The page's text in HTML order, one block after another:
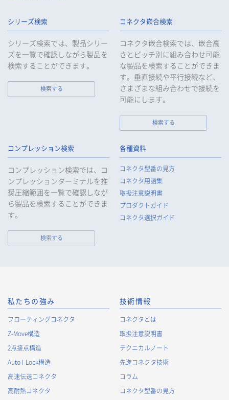
9. 当社は、個人情報の漏えい等の事故が発生した場合は、お客様
等の保護を最優先する考えのもと、被害を最小限にとどめるた
めに合理的な範囲で速やかに対応し、再発防止に向けた取り組
みを行います。
当社は、個人情報報保護のための管理体制および取り組みを継
続的に見直し、定期的に評価を実施し、その改善に努めてまい
ります。
個人情報の取得
当社は、当社サービスの提供にあたり、お客様等の氏名、住
所、電話番号、電子メールアドレス、勤務先情報（所属会社
名、所属部署名、役職、住所、電話（FAX）番号等）、性別、銀
行口座情報等の個人情報を取得します。当社は、適正に個人情
報を取得し、偽りその他不正の手段により取得することはいた
なお、当社は、Cookieおよびその他のトラッキング技術（例え
ばWebビーコン）を使用して、IPアドレス等の識別子を含む、
られる場合のCookie情報は、後掲及びCookieポリシーに従って
取り扱います。https://www.irisoele.com/jp/cookie/
2. 個人情報の利用目的
当社が取得する個人情報の利用目的は、次の通りです。当社
は、次の利用目的を、関連性を有すると合理的に認められる範
囲で変更することがあり、変更した場合には、変更された利用
シリーズ検索
シリーズ検索では、製品シリー
ズを一覧で確認しながら製品を
検索することができます。
検索する
コネクタ嵌合検索
コネクタ嵌合検索では、嵌合高
さとピッチ別に組み合わせ可能
な製品を検索することができま
す。垂直接続や平行接続など、
さまざまな組み合わせで接続を
可能にします。
検索する
コンプレッション検索
コンプレッション検索では、コ
ンプレッションターミナルを推
奨圧縮範囲を一覧で確認しなが
ら製品を検索することができま
す。
検索する
各種資料
コネクタ型番の見方
コネクタ用語集
取扱注意説明書
プロダクトガイド
コネクタ選択ガイド
私たちの強み
フローティングコネクタ
Z-Move構造
2点接点構造
Auto I-Lock構造
高速伝送コネクタ
高耐熱コネクタ
技術情報
コネクタとは
取扱注意説明書
テクニカルノート
先進コネクタ技術
コラム
コネクタ型番の見方